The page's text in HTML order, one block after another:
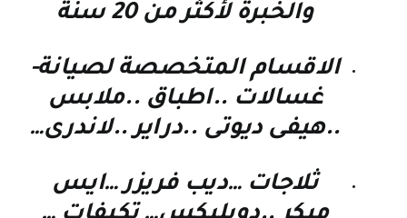
والخبرة لأكثر من 20 سنة
الاقسام المتخصصة لصيانة-
غسالات ..اطباق ..ملابس
..هيفى ديوتى ..دراير ..لاندرى…
ثلاجات …ديب فريزر …ايس